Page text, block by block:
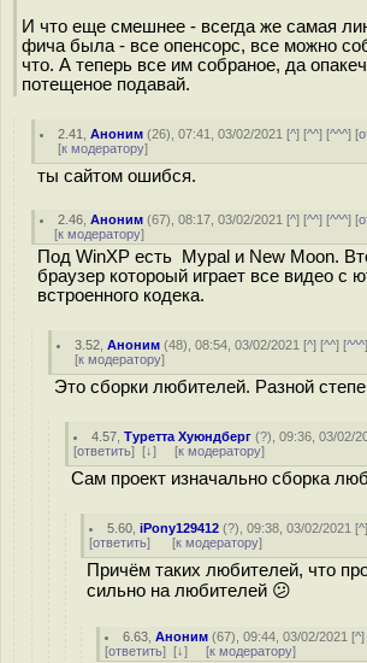
И что еще смешнее - всегда же самая
фича была - все опенсорс, все можно
что. А теперь все им собраное, да
потещеное подавай.
2.41 ,Аноним (26), 07:41, 03/02/2021 [^] [^^] [^^^] [
[к модератору]
ты сайтом ошибся.
2.46 ,Аноним (67), 08:17, 03/02/2021 [^] [^^] [^^^] [
[к модератору]
Под WinXP есть Mypal и New Moon.
браузер котороый играет все видео с
встроенного кодека.
3.52 ,Аноним (48), 08:54, 03/02/2021 [^] [^^] [^^^
[к модератору]
Это сборки любителей. Разной
4.57 ,Туретта Хуюндберг (?), 09:36, 03/02/
[ответить] [↓] [к модератору]
Сам проект изначально сборка
5.60 ,iPony129412 (?), 09:38, 03/02/2021 [^
[ответить] [к модератору]
Причём таких любителей, что
сильно на любителей 😕
6.63 ,Аноним (67), 09:44, 03/02/2021 [^]
[ответить] [↓] [к модератору]